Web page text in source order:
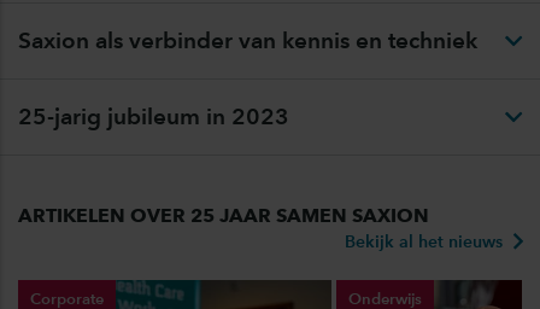
Saxion als verbinder van kennis en techniek
25-jarig jubileum in 2023
ARTIKELEN OVER 25 JAAR SAMEN SAXION
Bekijk al het nieuws
Corporate Onderwijs